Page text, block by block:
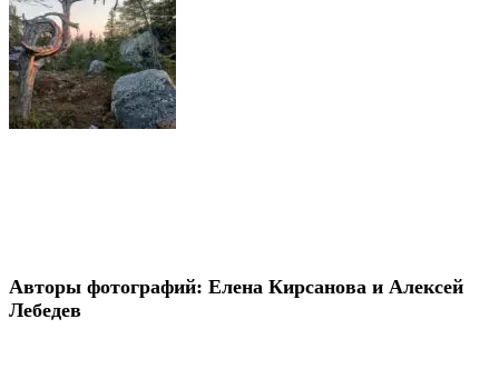
Авторы фотографий: Елена Кирсанова и Алексей
Лебедев